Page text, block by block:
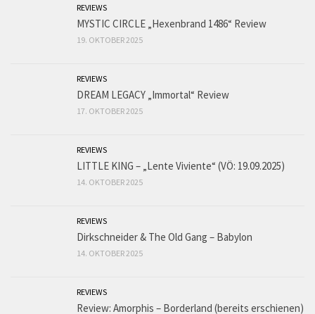
REVIEWS
MYSTIC CIRCLE „Hexenbrand 1486“ Review
19. OKTOBER 2025
REVIEWS
DREAM LEGACY „Immortal“ Review
17. OKTOBER 2025
REVIEWS
LITTLE KING – „Lente Viviente“ (VÖ: 19.09.2025)
14. OKTOBER 2025
REVIEWS
Dirkschneider & The Old Gang – Babylon
14. OKTOBER 2025
REVIEWS
Review: Amorphis – Borderland (bereits erschienen)